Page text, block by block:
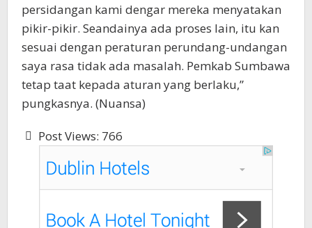
persidangan kami dengar mereka menyatakan
pikir-pikir. Seandainya ada proses lain, itu kan
sesuai dengan peraturan perundang-undangan
saya rasa tidak ada masalah. Pemkab Sumbawa
tetap taat kepada aturan yang berlaku,”
pungkasnya. (Nuansa)
Post Views: 766